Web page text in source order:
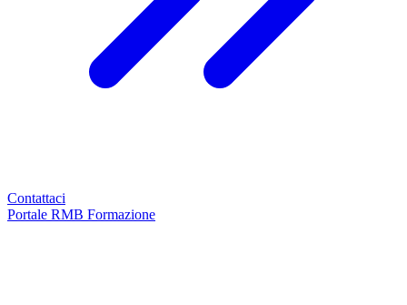
Contattaci
Portale RMB Formazione